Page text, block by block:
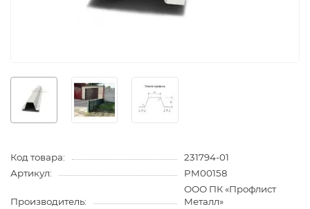
Код товара:
231794-01
Артикул:
PM00158
Производитель:
ООО ПК «Профлист
Металл»